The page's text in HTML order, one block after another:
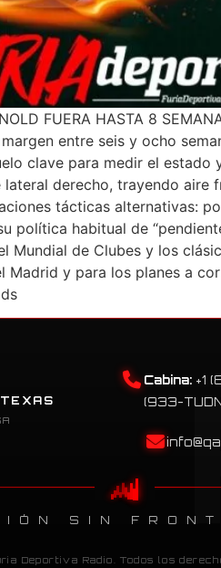
FUERA HASTA 8
entre seis y ocho
clave para medir el
derecho, trayendo aire
tácticas alternativas:
política habitual de
de Clubes y los
y para los planes a
Cabina: +1
(933-
SIN
Deportiva Radio. Todos los